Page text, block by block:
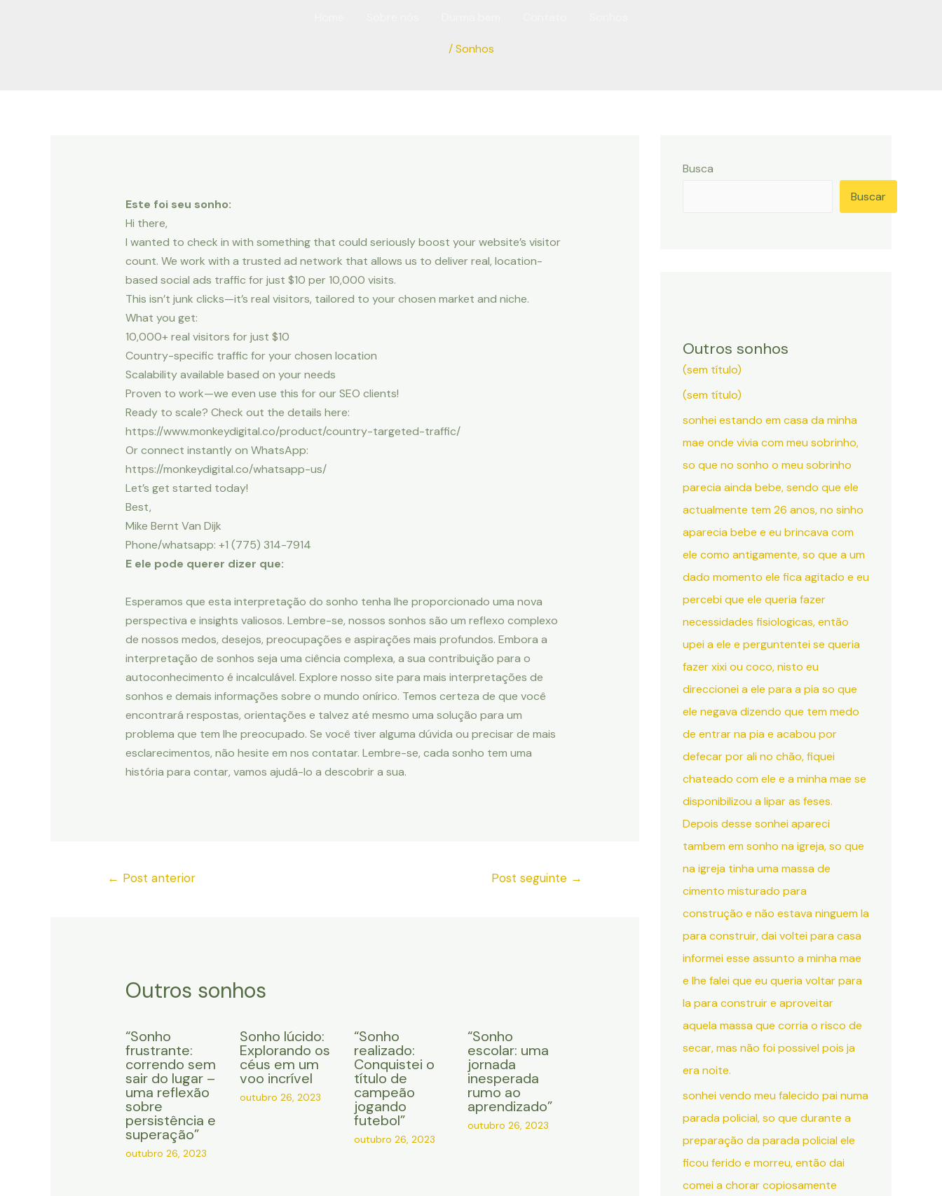
/Sonhos
Este foi seu sonho:
Hi there,
I wanted to check in with something that could seriously boost your website’s visitor
count. We work with a trusted ad network that allows us to deliver real, location-
based social ads traffic for just $10 per 10,000 visits.
This isn’t junk clicks—it’s real visitors, tailored to your chosen market and niche.
What you get:
10,000+ real visitors for just $10
Country-specific traffic for your chosen location
Scalability available based on your needs
Proven to work—we even use this for our SEO clients!
Ready to scale? Check out the details here:
https://www.monkeydigital.co/product/country-targeted-traffic/
Or connect instantly on WhatsApp:
https://monkeydigital.co/whatsapp-us/
Let’s get started today!
Best,
Mike Bernt Van Dijk
Phone/whatsapp: +1 (775) 314-7914
E ele pode querer dizer que:
Esperamos que esta interpretação do sonho tenha lhe proporcionado uma nova
perspectiva e insights valiosos. Lembre-se, nossos sonhos são um reflexo complexo
de nossos medos, desejos, preocupações e aspirações mais profundos. Embora a
interpretação de sonhos seja uma ciência complexa, a sua contribuição para o
autoconhecimento é incalculável. Explore nosso site para mais interpretações de
sonhos e demais informações sobre o mundo onírico. Temos certeza de que você
encontrará respostas, orientações e talvez até mesmo uma solução para um
problema que tem lhe preocupado. Se você tiver alguma dúvida ou precisar de mais
esclarecimentos, não hesite em nos contatar. Lembre-se, cada sonho tem uma
história para contar, vamos ajudá-lo a descobrir a sua.
← Post anterior Post seguinte →
Outros sonhos
“Sonho
frustrante:
correndo sem
sair do lugar –
uma reflexão
sobre
persistência e
superação”
outubro 26, 2023
Sonho lúcido:
Explorando os
céus em um
voo incrível
outubro 26, 2023
“Sonho
realizado:
Conquistei o
título de
campeão
jogando
futebol”
outubro 26, 2023
“Sonho
escolar: uma
jornada
inesperada
rumo ao
aprendizado”
outubro 26, 2023
Busca
Buscar
Outros sonhos
(sem título)
(sem título)
sonhei estando em casa da minha
mae onde vivia com meu sobrinho,
so que no sonho o meu sobrinho
parecia ainda bebe, sendo que ele
actualmente tem 26 anos, no sinho
aparecia bebe e eu brincava com
ele como antigamente, so que a um
dado momento ele fica agitado e eu
percebi que ele queria fazer
necessidades fisiologicas, então
upei a ele e perguntentei se queria
fazer xixi ou coco, nisto eu
direccionei a ele para a pia so que
ele negava dizendo que tem medo
de entrar na pia e acabou por
defecar por ali no chão, fiquei
chateado com ele e a minha mae se
disponibilizou a lipar as feses.
Depois desse sonhei apareci
tambem em sonho na igreja, so que
na igreja tinha uma massa de
cimento misturado para
construção e não estava ninguem la
para construir, dai voltei para casa
informei esse assunto a minha mae
e lhe falei que eu queria voltar para
la para construir e aproveitar
aquela massa que corria o risco de
secar, mas não foi possivel pois ja
era noite.
sonhei vendo meu falecido pai numa
parada policial, so que durante a
preparação da parada policial ele
ficou ferido e morreu, então dai
comei a chorar copiosamente